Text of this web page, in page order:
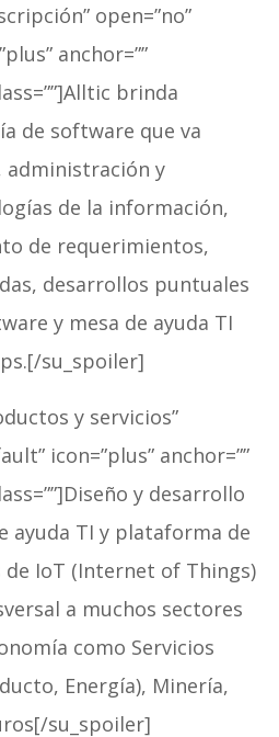
open=”no”
anchor=””
brinda
de software que va
administración y
de la información,
de requerimientos,
desarrollos puntuales
y mesa de ayuda TI
su_spoiler]
y servicios”
icon=”plus” anchor=””
y desarrollo
ayuda TI y plataforma de
IoT (Internet of Things)
a muchos sectores
como Servicios
Energía), Minería,
su_spoiler]